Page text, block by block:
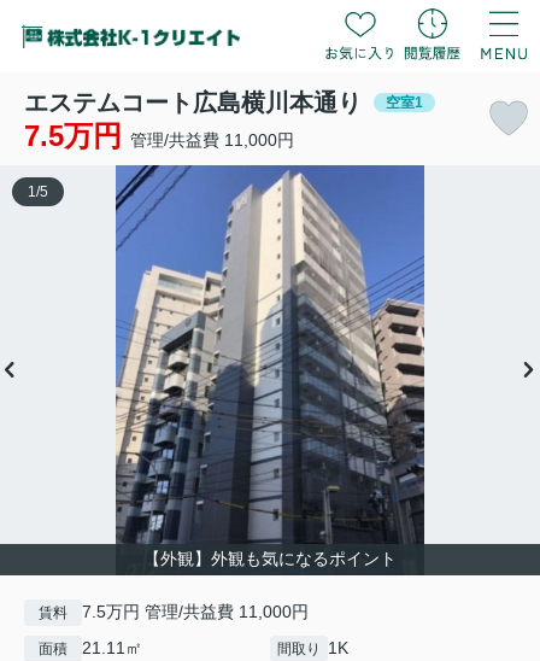
エステムコート広島横川本通り 空室1
7.5万円 管理/共益費 11,000円
【外観】外観も気になるポイント
1 /5
賃料 7.5万円 管理/共益費 11,000円
面積 21.11㎡ 間取り 1K